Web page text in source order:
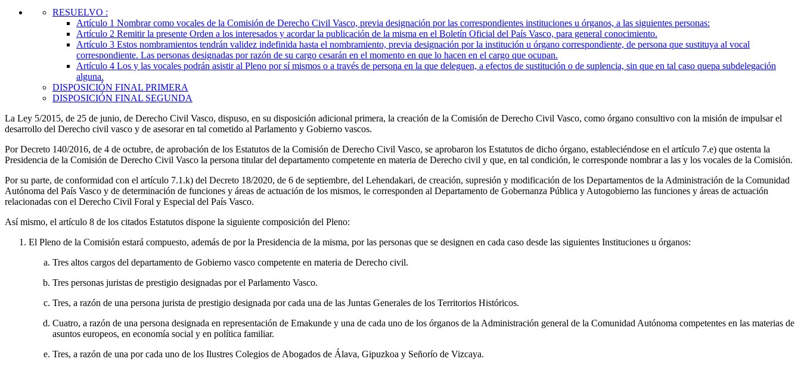
RESUELVO :
Artículo 1 Nombrar como vocales de la Comisión de Derecho Civil Vasco, previa designación por las correspondientes instituciones u órganos, a las siguientes personas:
Artículo 2 Remitir la presente Orden a los interesados y acordar la publicación de la misma en el Boletín Oficial del País Vasco, para general conocimiento.
Artículo 3 Estos nombramientos tendrán validez indefinida hasta el nombramiento, previa designación por la institución u órgano correspondiente, de persona que sustituya al vocal
correspondiente. Las personas designadas por razón de su cargo cesarán en el momento en que lo hacen en el cargo que ocupan.
Artículo 4 Los y las vocales podrán asistir al Pleno por sí mismos o a través de persona en la que deleguen, a efectos de sustitución o de suplencia, sin que en tal caso quepa subdelegación
alguna.
DISPOSICIÓN FINAL PRIMERA
DISPOSICIÓN FINAL SEGUNDA
La Ley 5/2015, de 25 de junio, de Derecho Civil Vasco, dispuso, en su disposición adicional primera, la creación de la Comisión de Derecho Civil Vasco, como órgano consultivo con la misión de impulsar el
desarrollo del Derecho civil vasco y de asesorar en tal cometido al Parlamento y Gobierno vascos.
Por Decreto 140/2016, de 4 de octubre, de aprobación de los Estatutos de la Comisión de Derecho Civil Vasco, se aprobaron los Estatutos de dicho órgano, estableciéndose en el artículo 7.e) que ostenta la
Presidencia de la Comisión de Derecho Civil Vasco la persona titular del departamento competente en materia de Derecho civil y que, en tal condición, le corresponde nombrar a las y los vocales de la Comisión.
Por su parte, de conformidad con el artículo 7.1.k) del Decreto 18/2020, de 6 de septiembre, del Lehendakari, de creación, supresión y modificación de los Departamentos de la Administración de la Comunidad
Autónoma del País Vasco y de determinación de funciones y áreas de actuación de los mismos, le corresponden al Departamento de Gobernanza Pública y Autogobierno las funciones y áreas de actuación
relacionadas con el Derecho Civil Foral y Especial del País Vasco.
Así mismo, el artículo 8 de los citados Estatutos dispone la siguiente composición del Pleno:
El Pleno de la Comisión estará compuesto, además de por la Presidencia de la misma, por las personas que se designen en cada caso desde las siguientes Instituciones u órganos:
Tres altos cargos del departamento de Gobierno vasco competente en materia de Derecho civil.
Tres personas juristas de prestigio designadas por el Parlamento Vasco.
Tres, a razón de una persona jurista de prestigio designada por cada una de las Juntas Generales de los Territorios Históricos.
Cuatro, a razón de una persona designada en representación de Emakunde y una de cada uno de los órganos de la Administración general de la Comunidad Autónoma competentes en las materias de
asuntos europeos, en economía social y en política familiar.
Tres, a razón de una por cada uno de los Ilustres Colegios de Abogados de Álava, Gipuzkoa y Señorío de Vizcaya.